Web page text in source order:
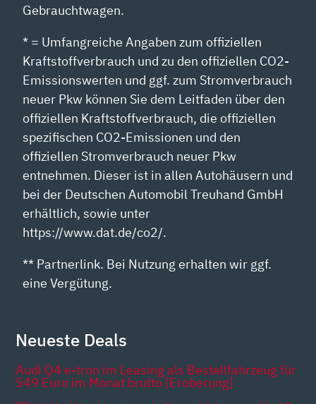
Gebrauchtwagen.
* = Umfangreiche Angaben zum offiziellen
Kraftstoffverbrauch und zu den offiziellen CO2-
Emissionswerten und ggf. zum Stromverbrauch
neuer Pkw können Sie dem Leitfaden über den
offiziellen Kraftstoffverbrauch, die offiziellen
spezifischen CO2-Emissionen und den
offiziellen Stromverbrauch neuer Pkw
entnehmen. Dieser ist in allen Autohäusern und
bei der Deutschen Automobil Treuhand GmbH
erhältlich, sowie unter
https://www.dat.de/co2/.
** Partnerlink. Bei Nutzung erhalten wir ggf.
eine Vergütung.
Neueste Deals
Audi Q4 e-tron im Leasing als Bestellfahrzeug für
549 Euro im Monat brutto [Eroberung]